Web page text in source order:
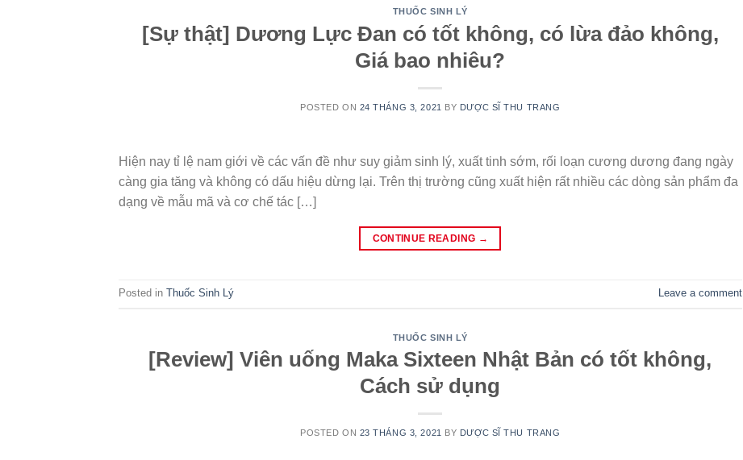
THUỐC SINH LÝ
[Sự thật] Dương Lực Đan có tốt không, có lừa đảo không,
Giá bao nhiêu?
POSTED ON 24 THÁNG 3, 2021 BY DƯỢC SĨ THU TRANG
Hiện nay tỉ lệ nam giới về các vấn đề như suy giảm sinh lý, xuất tinh sớm, rối loạn cương dương đang ngày
càng gia tăng và không có dấu hiệu dừng lại. Trên thị trường cũng xuất hiện rất nhiều các dòng sản phẩm đa
dạng về mẫu mã và cơ chế tác […]
CONTINUE READING →
Posted in Thuốc Sinh Lý Leave a comment
THUỐC SINH LÝ
[Review] Viên uống Maka Sixteen Nhật Bản có tốt không,
Cách sử dụng
POSTED ON 23 THÁNG 3, 2021 BY DƯỢC SĨ THU TRANG